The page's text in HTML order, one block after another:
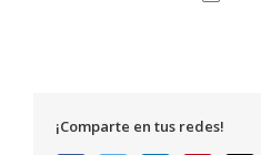
¡Comparte en tus redes!